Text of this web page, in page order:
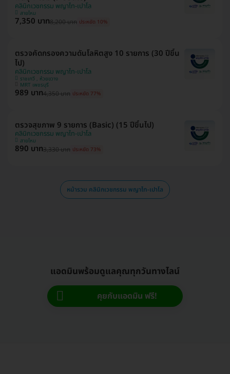
คลินิกเวชกรรม พญาไท-เปาโล
สายไหม
7,350 บาท8,200 บาท ประหยัด 10%
ตรวจคัดกรองความดันโลหิตสูง 10 รายการ (30 ปีขึ้น
ไป)
คลินิกเวชกรรม พญาไท-เปาโล
ราชเทวี , ห้วยขวาง
MRT เพชรบุรี
989 บาท4,350 บาท ประหยัด 77%
ตรวจสุขภาพ 9 รายการ (Basic) (15 ปีขึ้นไป)
คลินิกเวชกรรม พญาไท-เปาโล
สายไหม
890 บาท3,330 บาท ประหยัด 73%
หน้ารวม คลินิกเวชกรรม พญาไท-เปาโล
แอดมินพร้อมดูแลคุณทุกวันทางไลน์
คุยกับแอดมิน ฟรี!